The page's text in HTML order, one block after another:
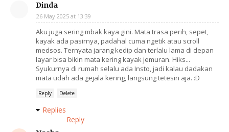
Dinda
26 May 2025 at 13:39
Aku juga sering mbak kaya gini. Mata trasa perih, sepet,
kayak ada pasirnya, padahal cuma ngetik atau scroll
medsos. Ternyata jarang kedip dan terlalu lama di depan
layar bisa bikin mata kering kayak jemuran. Hiks...
Syukurnya di rumah selalu ada Insto, jadi kalau dadakan
mata udah ada gejala kering, langsung tetesin aja. :D
Reply Delete
Replies
Reply